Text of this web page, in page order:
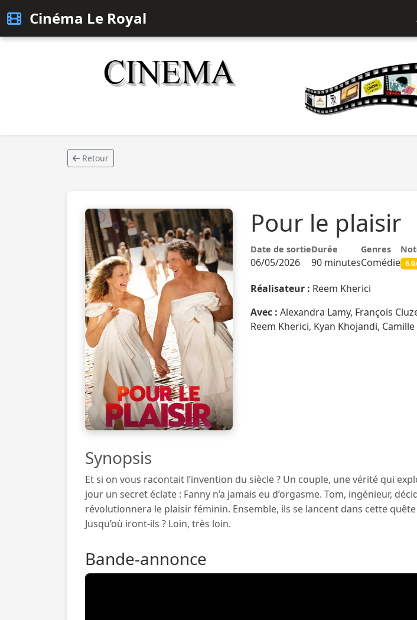
Cinéma Le Royal
Retour
Pour le plaisir
Date de sortie
06/05/2026
Durée
90 minutes
Genres
Comédie
Réalisateur : Reem Kherici
Avec : Alexandra Lamy, François
Reem Kherici, Kyan Khojandi,
Synopsis
Et si on vous racontait l’invention du siècle ? Un couple, une vérité qui
jour un secret éclate : Fanny n’a jamais eu d’orgasme. Tom, ingénieur,
révolutionnera le plaisir féminin. Ensemble, ils se lancent dans cette
Jusqu’où iront-ils ? Loin, très loin.
Bande-annonce